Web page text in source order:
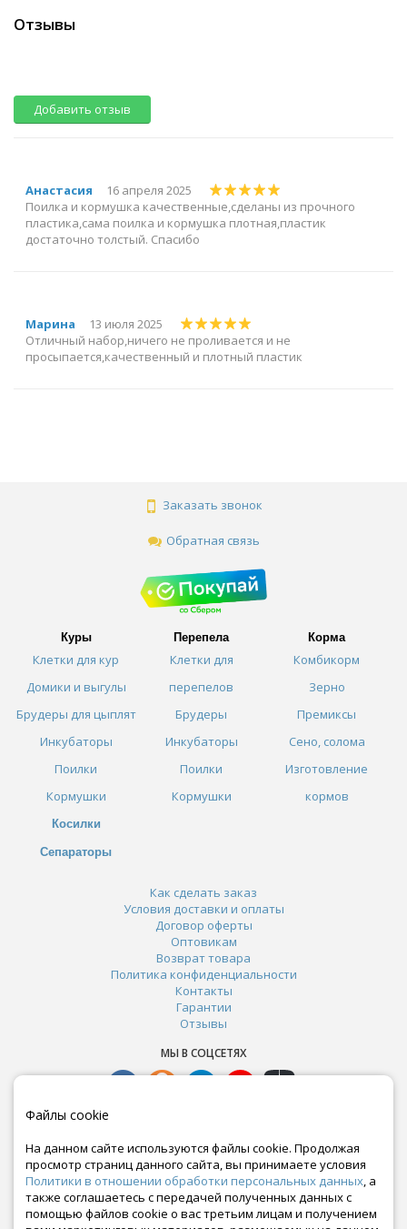
Отзывы
Добавить отзыв
Анастасия
16 апреля 2025
Поилка и кормушка качественные,сделаны из прочного
пластика,сама поилка и кормушка плотная,пластик
достаточно толстый. Спасибо
Марина
13 июля 2025
Отличный набор,ничего не проливается и не
просыпается,качественный и плотный пластик
Заказать звонок
Обратная связь
Куры
Клетки для кур
Домики и выгулы
Брудеры для цыплят
Инкубаторы
Поилки
Кормушки
Косилки
Сепараторы
Перепела
Клетки для
перепелов
Брудеры
Инкубаторы
Поилки
Кормушки
Корма
Комбикорм
Зерно
Премиксы
Сено, солома
Изготовление
кормов
Как сделать заказ
Условия доставки и оплаты
Договор оферты
Оптовикам
Возврат товара
Политика конфиденциальности
Контакты
Гарантии
Отзывы
МЫ В СОЦСЕТЯХ
Файлы cookie
На данном сайте используются файлы cookie. Продолжая
просмотр страниц данного сайта, вы принимаете условия
Политики в отношении обработки персональных данных, а
также соглашаетесь с передачей полученных данных с
помощью файлов cookie о вас третьим лицам и получением